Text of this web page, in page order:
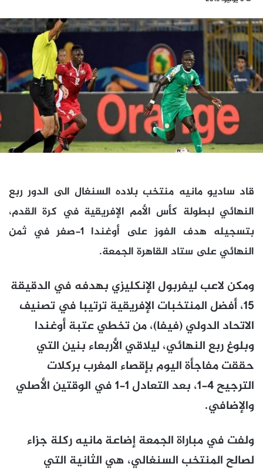
قاد ساديو مانيه منتخب بلاده السنغال الى الدور ربع
النهائي لبطولة كأس الأمم الإفريقية في كرة القدم،
بتسجيله هدف الفوز على أوغندا 1-صفر في ثمن
النهائي على ستاد القاهرة الجمعة.
ومكن لاعب ليفربول الإنكليزي بهدفه في الدقيقة
15، أفضل المنتخبات الإفريقية ترتيبا في تصنيف
الاتحاد الدولي (فيفا)، من تخطي عتبة أوغندا
وبلوغ ربع النهائي، ليلاقي الأربعاء بنين التي
حققت مفاجأة اليوم بإقصاء المغرب بركلات
الترجيح 4-1، بعد التعادل 1-1 في الوقتين الأصلي
والإضافي.
ولفت في مباراة الجمعة إضاعة مانيه ركلة جزاء
لصالح المنتخب السنغالي، هي الثانية التي